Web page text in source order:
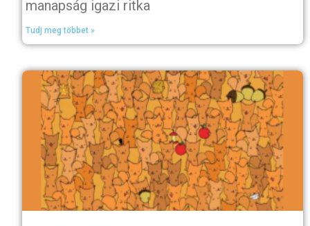
manapság igazi ritka
Tudj meg többet »